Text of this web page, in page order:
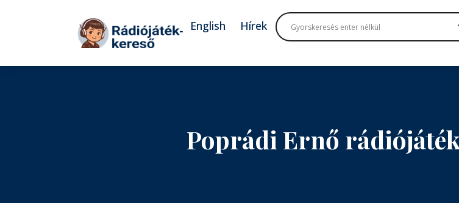
Tovább a tartalomhoz
English Hírek
Poprádi Ernő